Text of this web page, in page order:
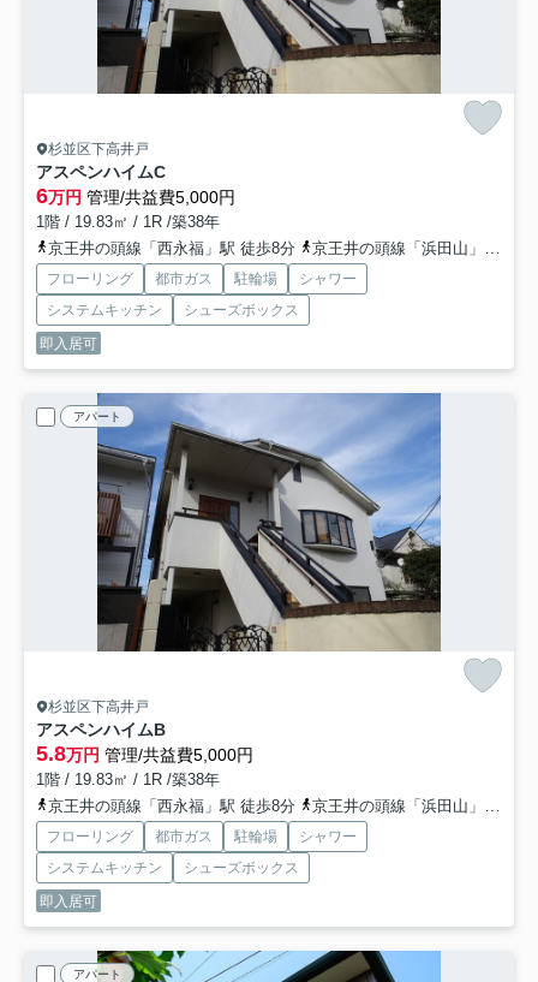
杉並区下高井戸
アスペンハイムC
6万円 管理/共益費5,000円
1階 / 19.83㎡ / 1R /築38年
京王井の頭線「西永福」駅 徒歩8分
京王井の頭線「浜田山」駅 徒歩13分
フローリング 都市ガス 駐輪場
シャワー
システムキッチン
シューズボックス
即入居可
アパート
杉並区下高井戸
アスペンハイムB
5.8万円 管理/共益費5,000円
1階 / 19.83㎡ / 1R /築38年
京王井の頭線「西永福」駅 徒歩8分
京王井の頭線「浜田山」駅 徒歩13分
フローリング 都市ガス 駐輪場
シャワー
システムキッチン
シューズボックス
即入居可
アパート